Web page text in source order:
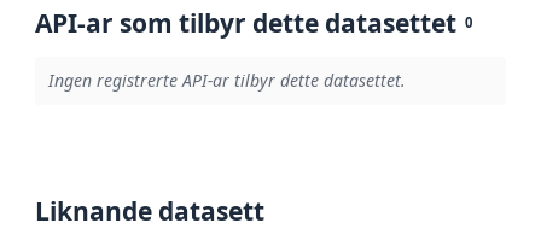
API-ar som tilbyr dette datasettet 0
Ingen registrerte API-ar tilbyr dette datasettet.
Liknande datasett